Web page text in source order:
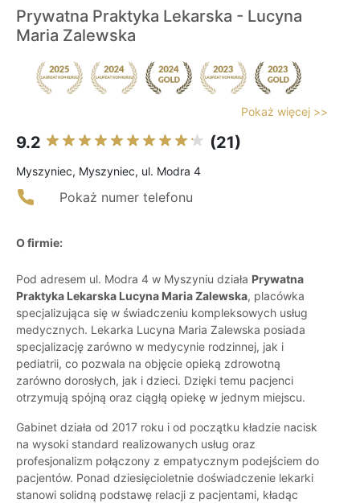
Prywatna Praktyka Lekarska - Lucyna
Maria Zalewska
Pokaż więcej >>
9.2 (21)
Myszyniec, Myszyniec, ul. Modra 4
Pokaż numer telefonu
O firmie:
Pod adresem ul. Modra 4 w Myszyniu działa Prywatna
Praktyka Lekarska Lucyna Maria Zalewska, placówka
specjalizująca się w świadczeniu kompleksowych usług
medycznych. Lekarka Lucyna Maria Zalewska posiada
specjalizację zarówno w medycynie rodzinnej, jak i
pediatrii, co pozwala na objęcie opieką zdrowotną
zarówno dorosłych, jak i dzieci. Dzięki temu pacjenci
otrzymują spójną oraz ciągłą opiekę w jednym miejscu.
Gabinet działa od 2017 roku i od początku kładzie nacisk
na wysoki standard realizowanych usług oraz
profesjonalizm połączony z empatycznym podejściem do
pacjentów. Ponad dziesięcioletnie doświadczenie lekarki
stanowi solidną podstawę relacji z pacjentami, kładąc